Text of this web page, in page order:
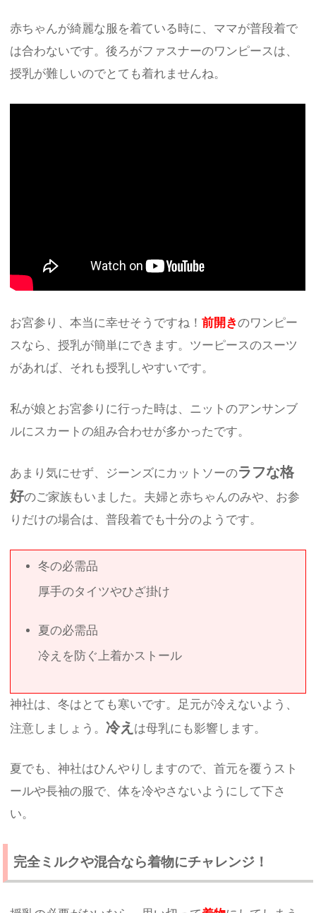
赤ちゃんが綺麗な服を着ている時に、ママが普段着で
は合わないです。後ろがファスナーのワンピースは、
授乳が難しいのでとても着れませんね。
お宮参り、本当に幸せそうですね！前開きのワンピー
スなら、授乳が簡単にできます。ツーピースのスーツ
があれば、それも授乳しやすいです。
私が娘とお宮参りに行った時は、ニットのアンサンブ
ルにスカートの組み合わせが多かったです。
あまり気にせず、ジーンズにカットソーのラフな格
好のご家族もいました。夫婦と赤ちゃんのみや、お参
りだけの場合は、普段着でも十分のようです。
冬の必需品
厚手のタイツやひざ掛け
夏の必需品
冷えを防ぐ上着かストール
神社は、冬はとても寒いです。足元が冷えないよう、
注意しましょう。 冷え は母乳にも影響します。
夏でも、神社はひんやりしますので、首元を覆うスト
ールや長袖の服で、体を冷やさないようにして下さ
い。
完全ミルクや混合なら着物にチャレンジ！